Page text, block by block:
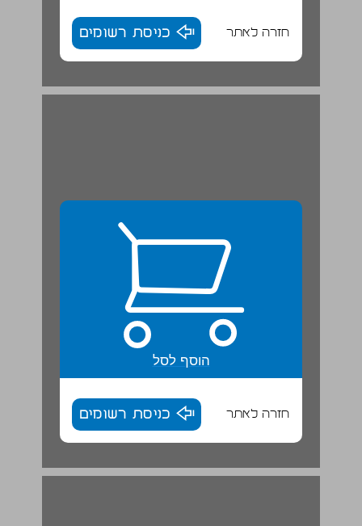
חזרה לאתר כניסת רשומים
א. מאפייני האקלים ... 24
הוסף לסל
חזרה לאתר כניסת רשומים